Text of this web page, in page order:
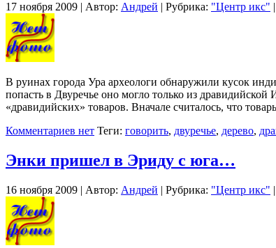
17 ноября 2009 | Автор: Андрей | Рубрика: "Центр икс"
В руинах города Ура археологи обнаружили кусок
попасть в Двуречье оно могло только из
«дравидийских» товаров. Вначале считалось, что
Комментариев нет Теги: говорить, двуречье, дерево,
Энки пришел в Эриду с юга…
16 ноября 2009 | Автор: Андрей | Рубрика: "Центр икс"